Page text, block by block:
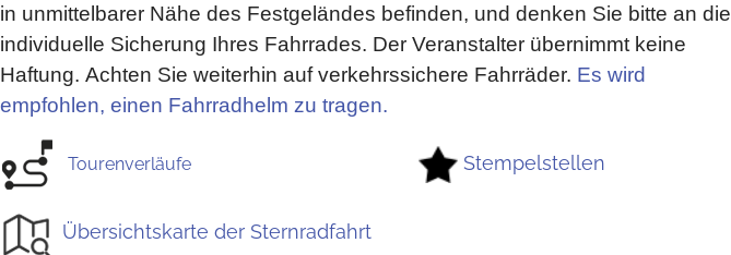
in unmittelbarer Nähe des Festgeländes befinden, und denken Sie bitte an die
individuelle Sicherung Ihres Fahrrades. Der Veranstalter übernimmt keine
Haftung. Achten Sie weiterhin auf verkehrssichere Fahrräder. Es wird
empfohlen, einen Fahrradhelm zu tragen.
Tourenverläufe Stempelstellen
Übersichtskarte der Sternradfahrt